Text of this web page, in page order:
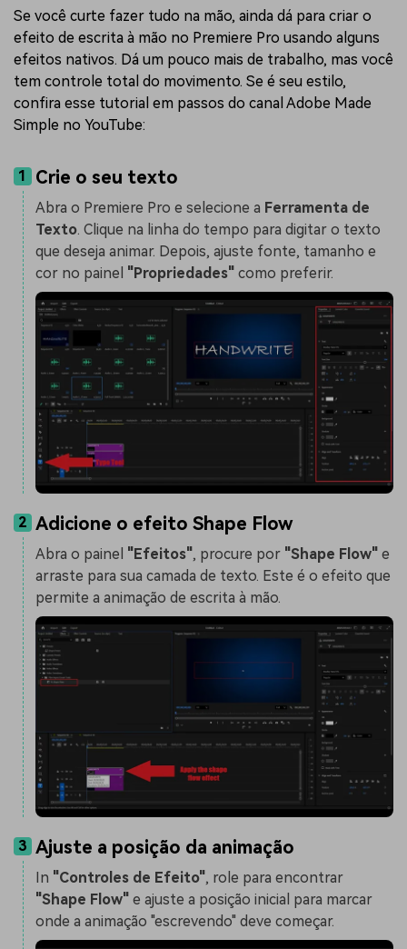
Se você curte fazer tudo na mão, ainda dá para criar o
efeito de escrita à mão no Premiere Pro usando alguns
efeitos nativos. Dá um pouco mais de trabalho, mas você
tem controle total do movimento. Se é seu estilo,
confira esse tutorial em passos do canal Adobe Made
Simple no YouTube:
1 Crie o seu texto
Abra o Premiere Pro e selecione a Ferramenta de
Texto. Clique na linha do tempo para digitar o texto
que deseja animar. Depois, ajuste fonte, tamanho e
cor no painel "Propriedades" como preferir.
2 Adicione o efeito Shape Flow
Abra o painel "Efeitos", procure por "Shape Flow" e
arraste para sua camada de texto. Este é o efeito que
permite a animação de escrita à mão.
3 Ajuste a posição da animação
In "Controles de Efeito", role para encontrar
"Shape Flow" e ajuste a posição inicial para marcar
onde a animação "escrevendo" deve começar.